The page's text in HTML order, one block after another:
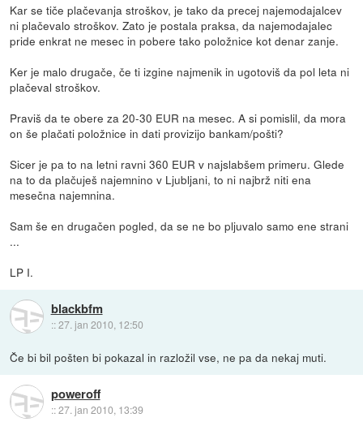
Kar se tiče plačevanja stroškov, je tako da precej najemodajalcev
ni plačevalo stroškov. Zato je postala praksa, da najemodajalec
pride enkrat ne mesec in pobere tako položnice kot denar zanje.
Ker je malo drugače, če ti izgine najmenik in ugotoviš da pol leta ni
plačeval stroškov.
Praviš da te obere za 20-30 EUR na mesec. A si pomislil, da mora
on še plačati položnice in dati provizijo bankam/pošti?
Sicer je pa to na letni ravni 360 EUR v najslabšem primeru. Glede
na to da plačuješ najemnino v Ljubljani, to ni najbrž niti ena
mesečna najemnina.
Sam še en drugačen pogled, da se ne bo pljuvalo samo ene strani
...
LP I.
blackbfm
::27. jan 2010, 12:50
Če bi bil pošten bi pokazal in razložil vse, ne pa da nekaj muti.
poweroff
::27. jan 2010, 13:39